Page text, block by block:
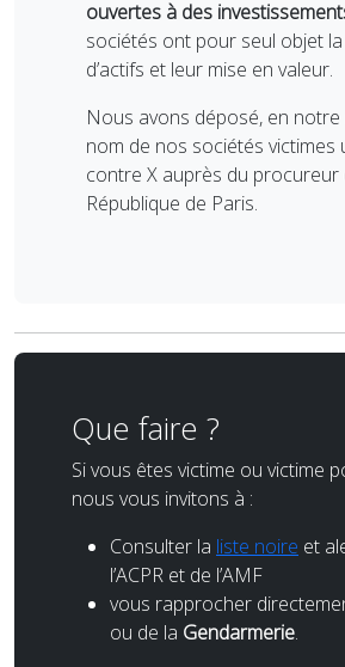
ouvertes à des
sociétés ont pour seul objet
d’actifs et leur mise en valeur.
Nous avons déposé, en
nom de nos sociétés victimes
contre X auprès du procureur
République de Paris.
Que faire ?
Si vous êtes victime ou victime
nous vous invitons à :
Consulter la liste noire et
l’ACPR et de l’AMF
vous rapprocher
ou de la Gendarmerie.